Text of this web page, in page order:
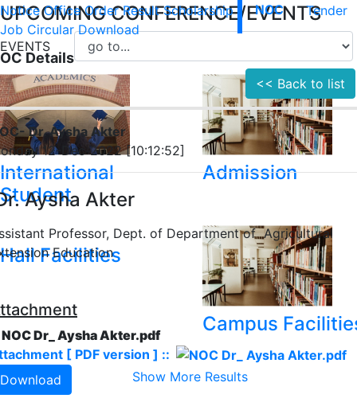
UPCOMING CONFERENCE/EVENTS
EVENTS
International
Student
Admission
Hall Facilities
Campus
Show More Results
Notice Office Order Result Scholarship NOC
Tender
Job Circular Download
Details
<< Back to list
Dr. Aysha Akter
12-Dec-2022 [10:12:52]
Aysha Akter
Professor, Dept. of Department of Agricultural
Education
NOC Dr_ Aysha Akter.pdf
[ PDF version ] ::
Download